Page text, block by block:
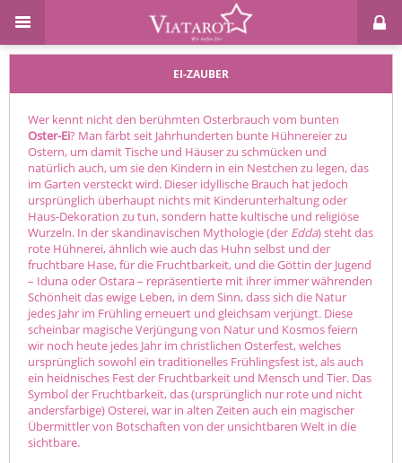
EI-ZAUBER
Wer kennt nicht den berühmten Osterbrauch vom bunten
Oster-Ei? Man färbt seit Jahrhunderten bunte Hühnereier zu
Ostern, um damit Tische und Häuser zu schmücken und
natürlich auch, um sie den Kindern in ein Nestchen zu legen, das
im Garten versteckt wird. Dieser idyllische Brauch hat jedoch
ursprünglich überhaupt nichts mit Kinderunterhaltung oder
Haus-Dekoration zu tun, sondern hatte kultische und religiöse
Wurzeln. In der skandinavischen Mythologie (der Edda) steht das
rote Hühnerei, ähnlich wie auch das Huhn selbst und der
fruchtbare Hase, für die Fruchtbarkeit, und die Göttin der Jugend
– Iduna oder Ostara – repräsentierte mit ihrer immer währenden
Schönheit das ewige Leben, in dem Sinn, dass sich die Natur
jedes Jahr im Frühling erneuert und gleichsam verjüngt. Diese
scheinbar magische Verjüngung von Natur und Kosmos feiern
wir noch heute jedes Jahr im christlichen Osterfest, welches
ursprünglich sowohl ein traditionelles Frühlingsfest ist, als auch
ein heidnisches Fest der Fruchtbarkeit und Mensch und Tier. Das
Symbol der Fruchtbarkeit, das (ursprünglich nur rote und nicht
andersfarbige) Osterei, war in alten Zeiten auch ein magischer
Übermittler von Botschaften von der unsichtbaren Welt in die
sichtbare.